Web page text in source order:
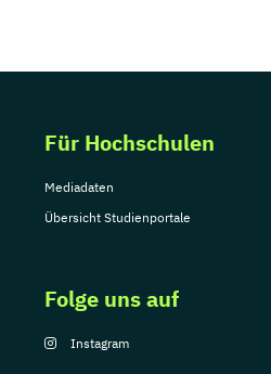
Für Hochschulen
Mediadaten
Übersicht Studienportale
Folge uns auf
Instagram